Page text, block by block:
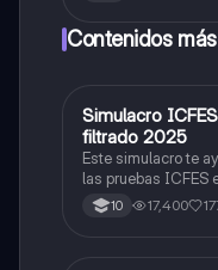
Contenidos
ICFES: Matemáticas
Simulacro
filtrado 2025
Este simulacro te
las pruebas ICFES
500/500. Y poder
quieras, estudiar
10 17,400